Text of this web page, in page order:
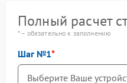
Полный расчет
* – обязательно к заполнению
Шаг №1